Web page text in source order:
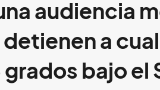
audiencia
a
bajo el